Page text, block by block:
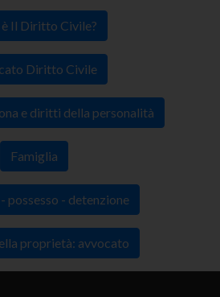
è Il Diritto Civile?
Diritto Civile
e diritti della personalità
Famiglia
possesso - detenzione
proprietà: avvocato